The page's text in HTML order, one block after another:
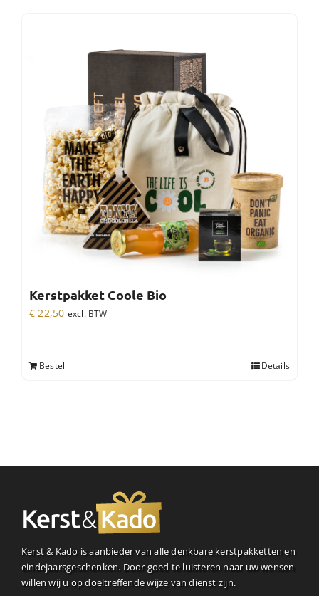
Kerstpakket Coole Bio
€ 22,50 excl. BTW
Bestel Details
Kerst & Kado is aanbieder van alle denkbare kerstpakketten en
eindejaarsgeschenken. Door goed te luisteren naar uw wensen
willen wij u op doeltreffende wijze van dienst zijn.